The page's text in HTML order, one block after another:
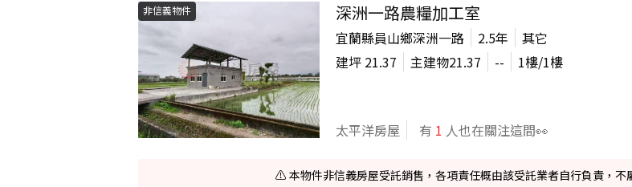
非信義物件 深洲一路農糧加工室
宜蘭縣員山鄉深洲一路 2.5年
其它
建坪 21.37 主建物21.37 -- 1樓/1樓
太平洋房屋 有 1 人也在關注這間👀
⚠️ 本物件非信義房屋受託銷售，各項責任概由該受託業者自行負責，不